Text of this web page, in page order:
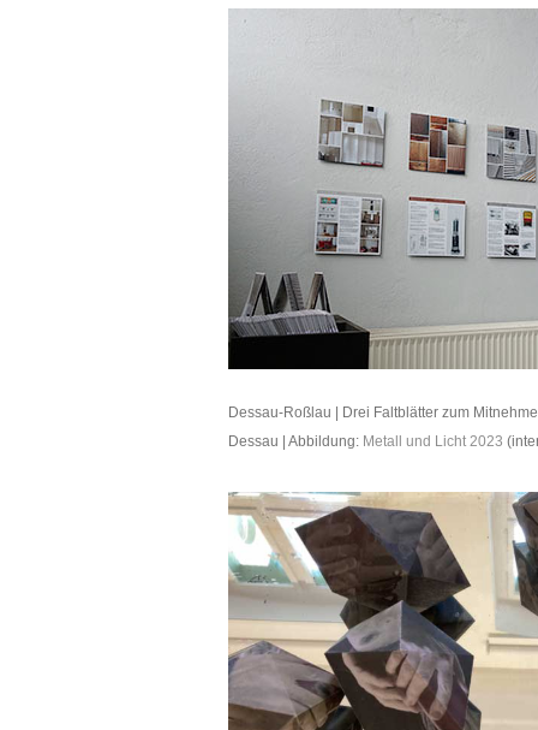
Dessau-Roßlau | Drei Faltblätter zum
Dessau | Abbildung: Metall und Licht 2023